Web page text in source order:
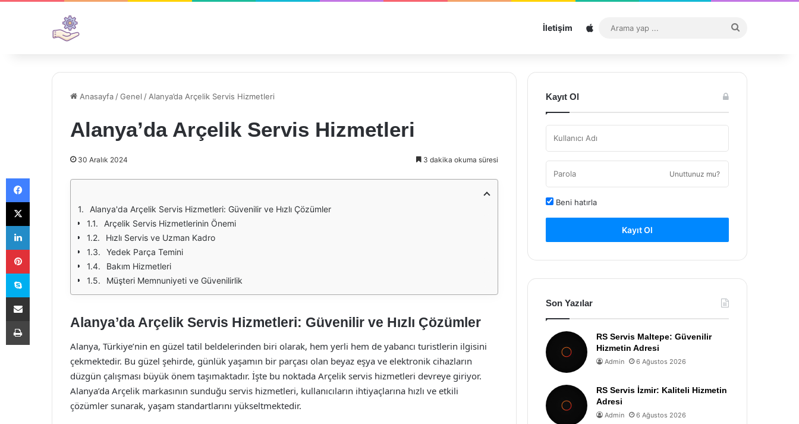
İletişim Sitemap
...
Anasayfa /Genel / Alanya’da Arçelik Servis Hizmetleri
Alanya’da Arçelik Servis Hizmetleri
30 Aralık 2024 3 dakika okuma süresi
Alanya'da Arçelik Servis Hizmetleri: Güvenilir ve Hızlı Çözümler
Arçelik Servis Hizmetlerinin Önemi
Hızlı Servis ve Uzman Kadro
Yedek Parça Temini
Bakım Hizmetleri
Müşteri Memnuniyeti ve Güvenilirlik
Alanya’da Arçelik Servis Hizmetleri: Güvenilir ve Hızlı Çözümler
Alanya, Türkiye’nin en güzel tatil beldelerinden biri olarak, hem yerli hem de yabancı turistlerin ilgisini
çekmektedir. Bu güzel şehirde, günlük yaşamın bir parçası olan beyaz eşya ve elektronik cihazların
düzgün çalışması büyük önem taşımaktadır. İşte bu noktada Arçelik servis hizmetleri devreye giriyor.
Alanya’da Arçelik markasının sunduğu servis hizmetleri, kullanıcıların ihtiyaçlarına hızlı ve etkili
çözümler sunarak, yaşam standartlarını yükseltmektedir.
Kayıt Ol
Unuttunuz mu?
Beni hatırla
Kayıt Ol
Son Yazılar
RS Servis Maltepe: Güvenilir
Hizmetin Adresi
Admin 6 Ağustos 2026
RS Servis İzmir: Kaliteli Hizmetin
Adresi
Admin 6 Ağustos 2026
Facebook
X
LinkedIn
Pinterest
Skype
E-Posta ile paylaş